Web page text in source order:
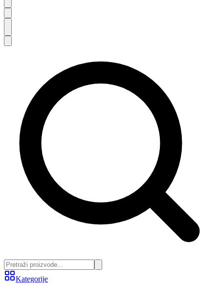
Kategorije